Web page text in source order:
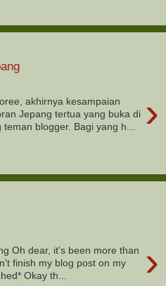
›
akhirnya kesampaian
Jepang tertua yang buka di
blogger. Bagi yang h...
›
Oh dear, it's been more than
finish my blog post on my
Okay th...